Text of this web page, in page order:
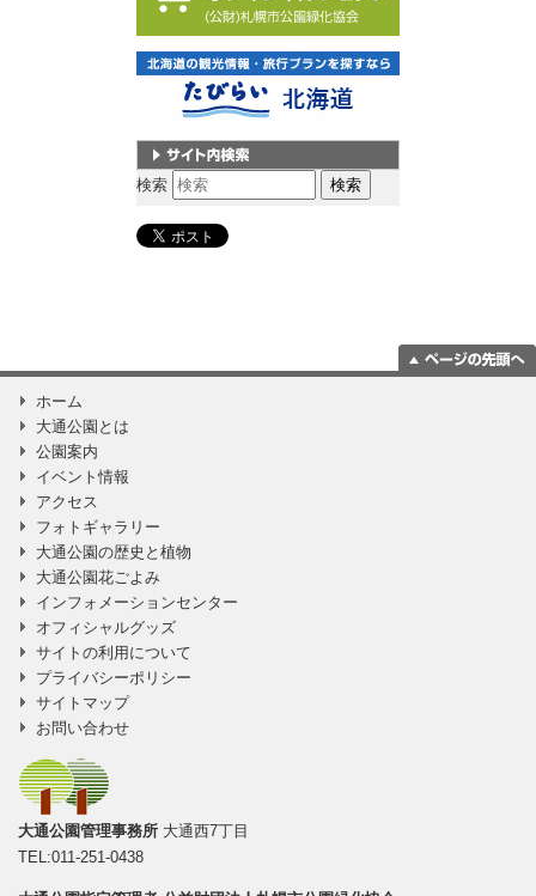
サイト内検索
検索
ホーム
大通公園とは
公園案内
イベント情報
アクセス
フォトギャラリー
大通公園の歴史と植物
大通公園花ごよみ
インフォメーションセンター
オフィシャルグッズ
サイトの利用について
プライバシーポリシー
サイトマップ
お問い合わせ
大通公園管理事務所 大通西7丁目
TEL:011-251-0438